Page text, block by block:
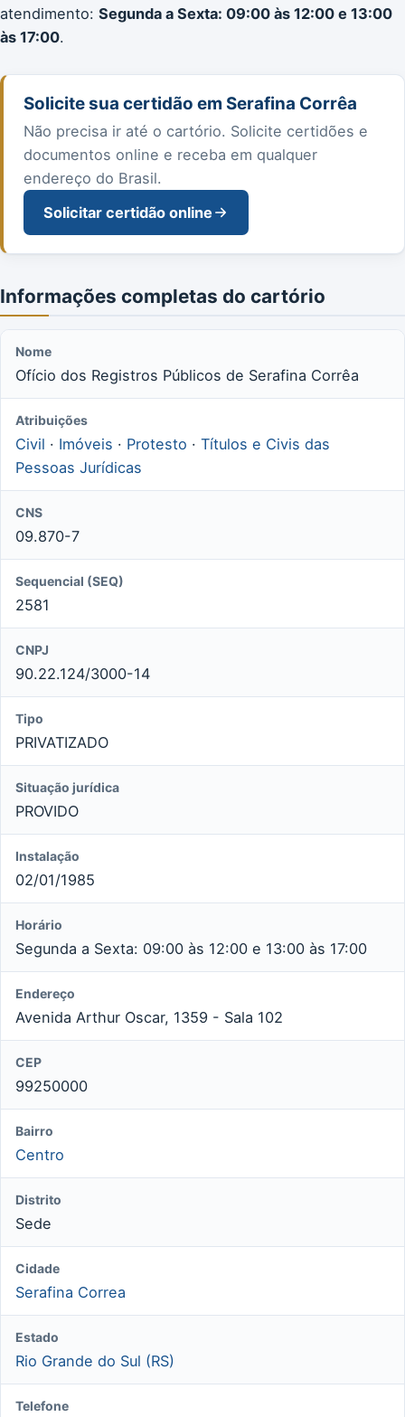
atendimento: Segunda a Sexta: 09:00 às 12:00 e 13:00
às 17:00.
Solicite sua certidão em Serafina Corrêa
Não precisa ir até o cartório. Solicite certidões e
documentos online e receba em qualquer
endereço do Brasil.
Solicitar certidão online
Informações completas do cartório
Nome
Ofício dos Registros Públicos de Serafina Corrêa
Atribuições
Civil · Imóveis · Protesto · Títulos e Civis das
Pessoas Jurídicas
CNS
09.870-7
Sequencial (SEQ)
2581
CNPJ
90.22.124/3000-14
Tipo
PRIVATIZADO
Situação jurídica
PROVIDO
Instalação
02/01/1985
Horário
Segunda a Sexta: 09:00 às 12:00 e 13:00 às 17:00
Endereço
Avenida Arthur Oscar, 1359 - Sala 102
CEP
99250000
Bairro
Centro
Distrito
Sede
Cidade
Serafina Correa
Estado
Rio Grande do Sul (RS)
Telefone